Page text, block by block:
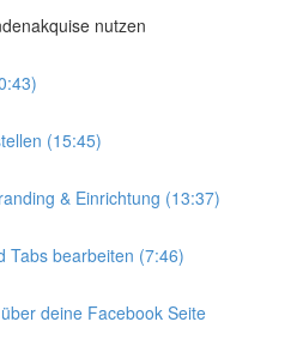
nutzen
(15:45)
& Einrichtung (13:37)
Tabs bearbeiten (7:46)
deine Facebook Seite